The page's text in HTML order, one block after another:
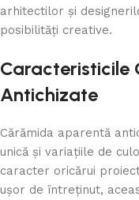
arhitectilor și
posibilități creative.
Caracteristicile
Antichizate
Cărămida aparentă
unică și variațiile de
caracter oricărui
ușor de întreținut,